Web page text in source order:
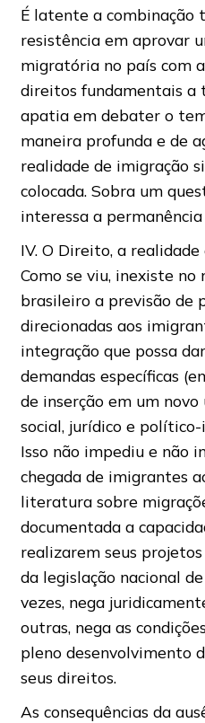
É latente a combinação
resistência em aprovar
migratória no país com
direitos fundamentais a
apatia em debater o
maneira profunda e de
realidade de imigração
colocada. Sobra um
interessa a permanência
IV. O Direito, a realidade
Como se viu, inexiste
brasileiro a previsão de
direcionadas aos
integração que possa
demandas específicas
de inserção em um
social, jurídico e
Isso não impediu e não
chegada de imigrantes
literatura sobre
documentada a
realizarem seus
da legislação nacional
vezes, nega
outras, nega as
pleno desenvolvimento
seus direitos.
As consequências da